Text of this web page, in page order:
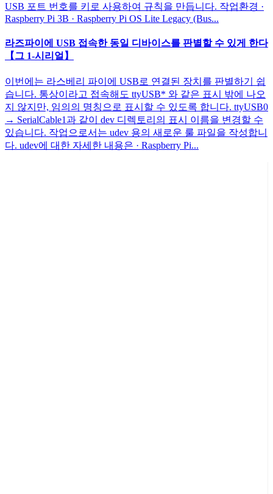
USB 포트 번호를 키로 사용하여 규칙을 만듭니다. 작업환경 ·
Raspberry Pi 3B · Raspberry Pi OS Lite Legacy (Bus...
라즈파이에 USB 접속한 동일 디바이스를 판별할 수 있게 한다
【그 1-시리얼】
이번에는 라스베리 파이에 USB로 연결된 장치를 판별하기 쉽
습니다. 통상이라고 접속해도 ttyUSB* 와 같은 표시 밖에 나오
지 않지만, 임의의 명칭으로 표시할 수 있도록 합니다. ttyUSB0
→ SerialCable1과 같이 dev 디렉토리의 표시 이름을 변경할 수
있습니다. 작업으로서는 udev 용의 새로운 룰 파일을 작성합니
다. udev에 대한 자세한 내용은 · Raspberry Pi...